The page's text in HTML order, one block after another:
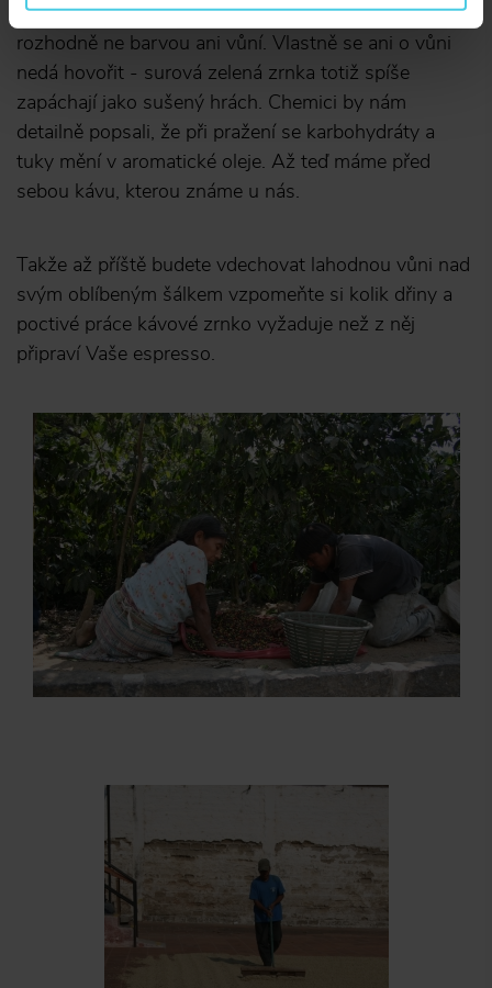
té doby totiž připomínají kávu pouze tvarem ale
rozhodně ne barvou ani vůní. Vlastně se ani o vůni
nedá hovořit - surová zelená zrnka totiž spíše
zapáchají jako sušený hrách. Chemici by nám
detailně popsali, že při pražení se karbohydráty a
tuky mění v aromatické oleje. Až teď máme před
sebou kávu, kterou známe u nás.
Takže až příště budete vdechovat lahodnou vůni nad
svým oblíbeným šálkem vzpomeňte si kolik dřiny a
poctivé práce kávové zrnko vyžaduje než z něj
připraví Vaše espresso.